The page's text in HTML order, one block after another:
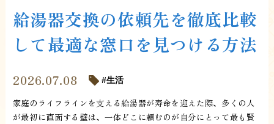
給湯器交換の依頼先を徹底比較
して最適な窓口を見つける方法
2026.07.08 生活
家庭のライフラインを支える給湯器が寿命を迎えた際、多くの人
が最初に直面する壁は、一体どこに頼むのが自分にとって最も賢